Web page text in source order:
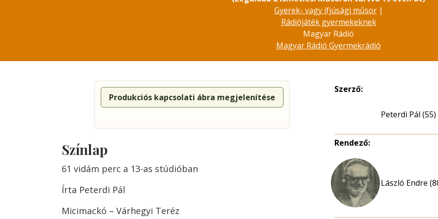
Gyerek- vagy ifjúsági műsor|
Rádiójáték gyermekeknek
Magyar Rádió
Magyar Rádió Gyermekrádió
Produkciós kapcsolati ábra megjelenítése
Színlap
61 vidám perc a 13-as stúdióban
Írta Peterdi Pál
Micimackó – Várhegyi Teréz
Szerző:
Peterdi Pál (55)
Rendező:
László Endre